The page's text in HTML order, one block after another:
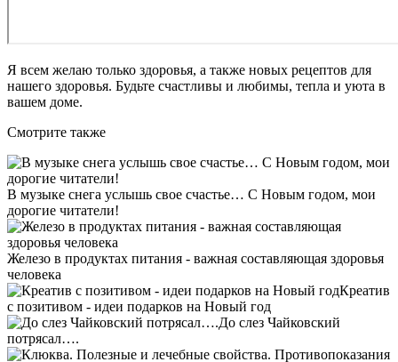
Я всем желаю только здоровья, а также новых рецептов для
нашего здоровья. Будьте счастливы и любимы, тепла и уюта в
вашем доме.
Смотрите также
В музыке снега услышь свое счастье… С Новым годом, мои
дорогие читатели!
Железо в продуктах питания - важная составляющая здоровья
человека
Креатив
с позитивом - идеи подарков на Новый год
До слез Чайковский
потрясал….